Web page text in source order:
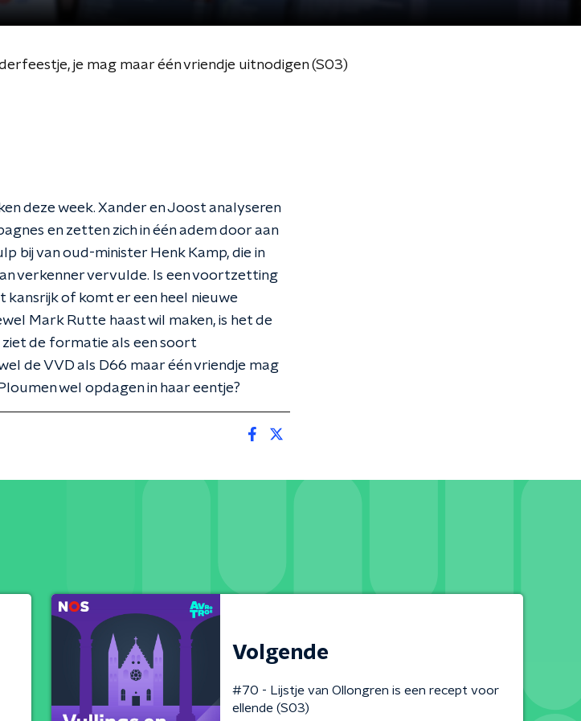
je mag maar één vriendje uitnodigen (S03)
deze week. Xander en Joost analyseren
en zetten zich in één adem door aan
bij van oud-minister Henk Kamp, die in
verkenner vervulde. Is een voortzetting
kansrijk of komt er een heel nieuwe
Mark Rutte haast wil maken, is het de
de formatie als een soort
de VVD als D66 maar één vriendje mag
wel opdagen in haar eentje?
Volgende
#70 - Lijstje van Ollongren is een recept voor
ellende (S03)